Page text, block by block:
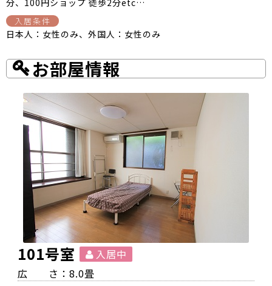
入居条件
日本人：女性のみ、外国人：女性のみ
お部屋情報
101号室
入居中
広 さ：8.0畳